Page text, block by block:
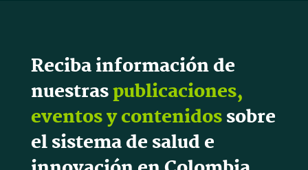
Reciba información de
nuestraspublicaciones,
eventos y contenidossobre
el sistema de salud e